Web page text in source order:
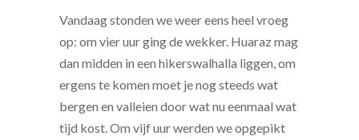
Vandaag stonden we weer eens heel vroeg
op: om vier uur ging de wekker. Huaraz mag
dan midden in een hikerswalhalla liggen, om
ergens te komen moet je nog steeds wat
bergen en valleien door wat nu eenmaal wat
tijd kost. Om vijf uur werden we opgepikt